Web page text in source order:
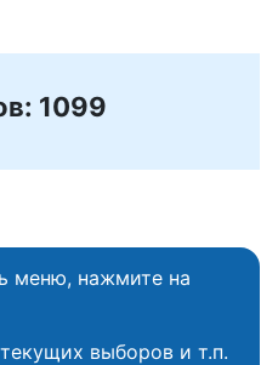
1099
меню, нажмите на
выборов и т.п.